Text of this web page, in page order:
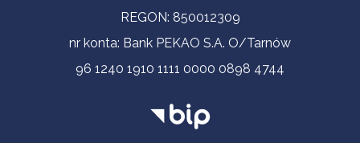
REGON: 850012309
nr konta: Bank PEKAO S.A. O/Tarnów
96 1240 1910 1111 0000 0898 4744